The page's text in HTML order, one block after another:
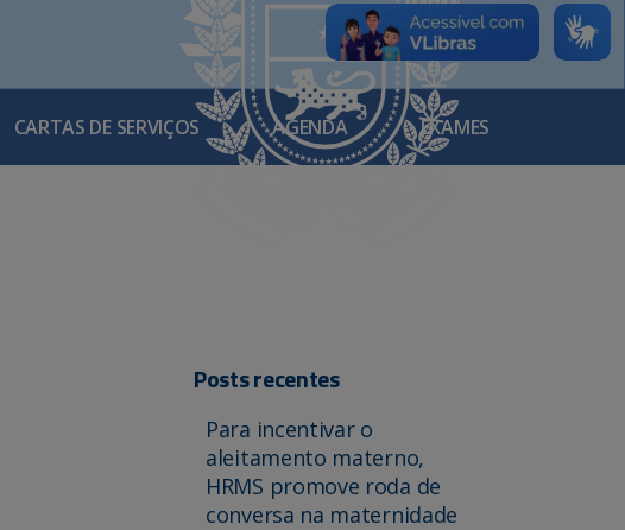
CARTAS DE SERVIÇOS AGENDA EXAMES
Posts recentes
Para incentivar o
aleitamento materno,
HRMS promove roda de
conversa na maternidade